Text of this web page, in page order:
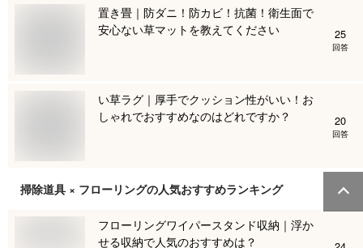
置き畳｜防ダニ！防カビ！抗菌！衛生面で
安心ない草マットを教えてください
25
回答
い草ラグ｜厚手でクッション性がいい！お
しゃれでおすすめなのはどれですか？
20
回答
掃除道具 × フローリングの人気おすすめランキング
フローリングワイパースタンド収納｜浮か
せる収納で人気のおすすめは？